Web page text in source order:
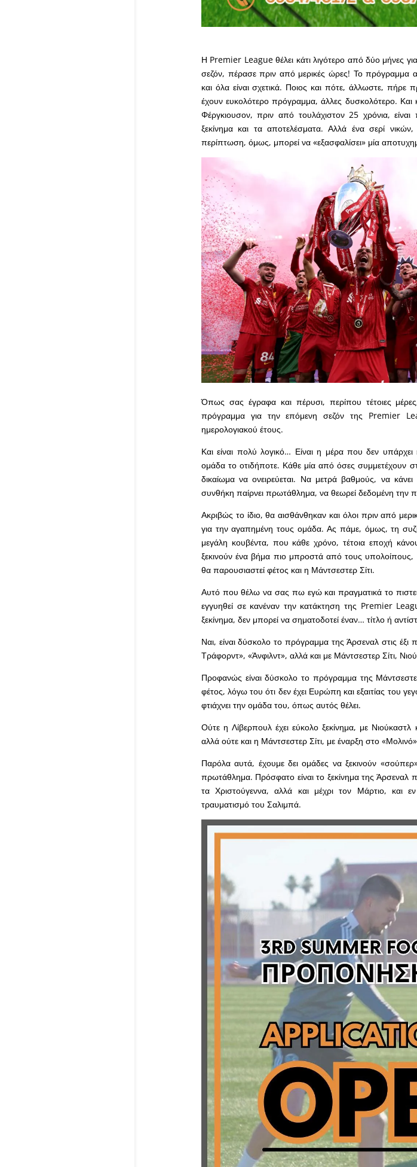
Η Premier League θέλει κάτι λιγότερο από δύο μήνες
σεζόν, πέρασε πριν από μερικές ώρες! Το πρόγραμμα
και όλα είναι σχετικά. Ποιος και πότε, άλλωστε, πήρε
έχουν ευκολότερο πρόγραμμα, άλλες δυσκολότερο.
Φέργκιουσον, πριν από τουλάχιστον 25 χρόνια,
ξεκίνημα και τα αποτελέσματα. Αλλά ένα σερί
περίπτωση, όμως, μπορεί να «εξασφαλίσει» μία
Όπως σας έγραφα και πέρυσι, περίπου τέτοιες
πρόγραμμα για την επόμενη σεζόν της Premier
ημερολογιακού έτους.
Και είναι πολύ λογικό… Είναι η μέρα που δεν
ομάδα το οτιδήποτε. Κάθε μία από όσες συμμετέχουν
δικαίωμα να ονειρεύεται. Να μετρά βαθμούς, να
συνθήκη παίρνει πρωτάθλημα, να θεωρεί δεδομένη
Ακριβώς το ίδιο, θα αισθάνθηκαν και όλοι πριν από
για την αγαπημένη τους ομάδα. Ας πάμε, όμως, τη
μεγάλη κουβέντα, που κάθε χρόνο, τέτοια εποχή
ξεκινούν ένα βήμα πιο μπροστά από τους
θα παρουσιαστεί φέτος και η Μάντσεστερ Σίτι.
Αυτό που θέλω να σας πω εγώ και πραγματικά το
εγγυηθεί σε κανέναν την κατάκτηση της Premier
ξεκίνημα, δεν μπορεί να σηματοδοτεί έναν… τίτλο ή
Ναι, είναι δύσκολο το πρόγραμμα της Άρσεναλ στις έξι
Τράφορντ», «Άνφιλντ», αλλά και με Μάντσεστερ Σίτι,
Προφανώς είναι δύσκολο το πρόγραμμα της
φέτος, λόγω του ότι δεν έχει Ευρώπη και εξαιτίας του
φτιάχνει την ομάδα του, όπως αυτός θέλει.
Ούτε η Λίβερπουλ έχει εύκολο ξεκίνημα, με
αλλά ούτε και η Μάντσεστερ Σίτι, με έναρξη στο
Παρόλα αυτά, έχουμε δει ομάδες να ξεκινούν
πρωτάθλημα. Πρόσφατο είναι το ξεκίνημα της Άρσεναλ
τα Χριστούγεννα, αλλά και μέχρι τον Μάρτιο, και
τραυματισμό του Σαλιμπά.